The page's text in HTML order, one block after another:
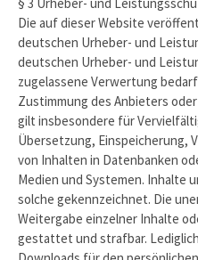
Die auf dieser Website
deutschen Urheber- und
deutschen Urheber- und
zugelassene Verwertung
Zustimmung des Anbieters
gilt insbesondere für
Übersetzung, Einspeicherung,
von Inhalten in Datenbanken
Medien und Systemen. Inhalte
solche gekennzeichnet. Die
Weitergabe einzelner Inhalte
gestattet und strafbar.